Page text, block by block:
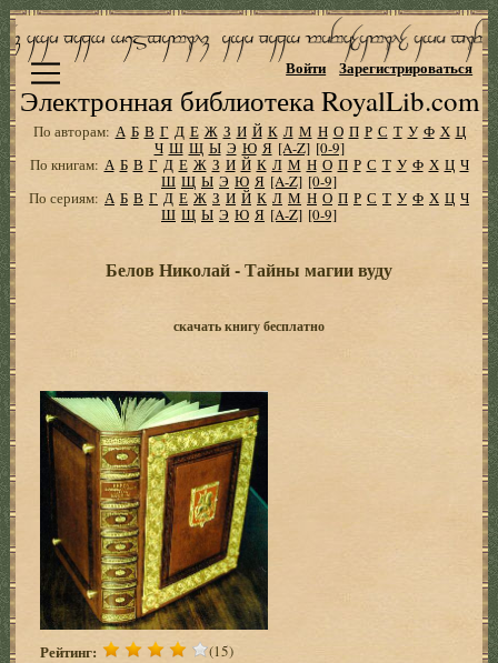
Электронная библиотека RoyalLib.com
Войти Зарегистрироваться
По авторам: А Б В Г Д Е Ж З И Й К Л М Н О П Р С Т У Ф Х Ц
Ч Ш Щ Ы Э Ю Я [A-Z] [0-9]
По книгам: А Б В Г Д Е Ж З И Й К Л М Н О П Р С Т У Ф Х Ц Ч
Ш Щ Ы Э Ю Я [A-Z] [0-9]
По сериям: А Б В Г Д Е Ж З И Й К Л М Н О П Р С Т У Ф Х Ц Ч
Ш Щ Ы Э Ю Я [A-Z] [0-9]
Белов Николай - Тайны магии вуду
скачать книгу бесплатно
Рейтинг: (15)